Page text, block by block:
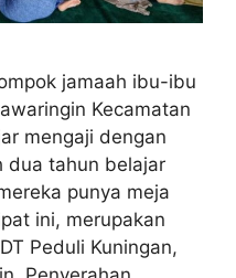
jamaah ibu-ibu
Kecamatan
mengaji dengan
dua tahun belajar
punya meja
ini, merupakan
Peduli Kuningan,